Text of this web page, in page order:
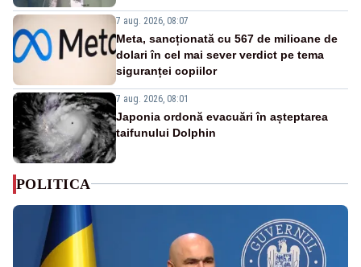
7 aug. 2026, 08:07
Meta, sancționată cu 567 de milioane de
dolari în cel mai sever verdict pe tema
siguranței copiilor
7 aug. 2026, 08:01
Japonia ordonă evacuări în așteptarea
taifunului Dolphin
POLITICA